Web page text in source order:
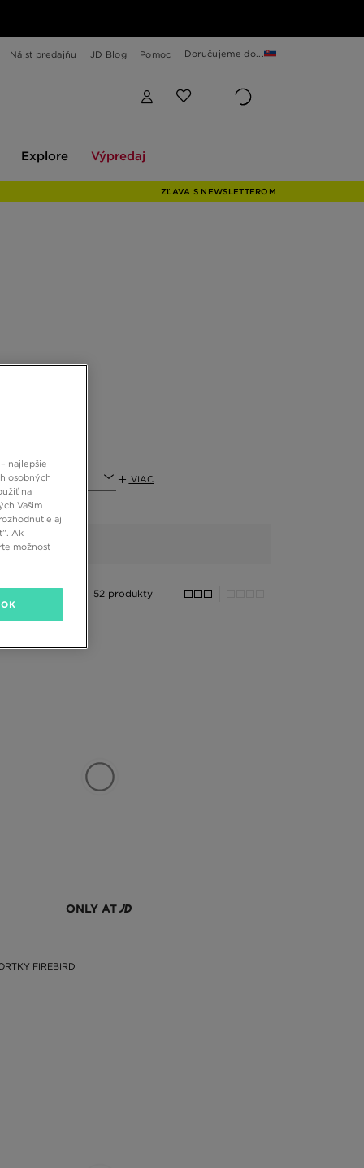
Nájsť predajňu JD Blog Pomoc Doručujeme do...
Explore Výpredaj
ZĽAVA S NEWSLETTEROM
VIAC
52 produkty
ONLY AT
FIREBIRD
najlepšie
osobných
na
Vašim
aj
Ak
možnosť
OK